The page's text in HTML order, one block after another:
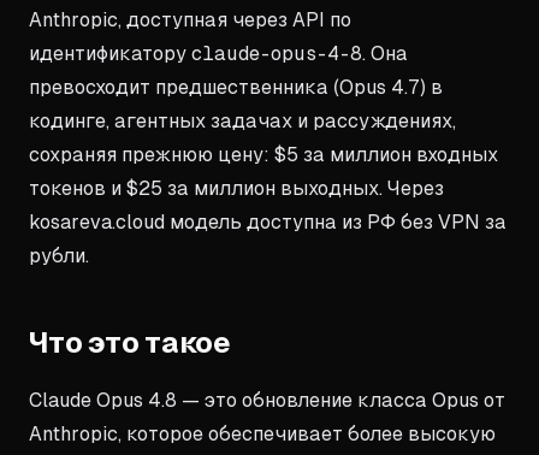
Anthropic, доступная через API по
идентификатору claude-opus-4-8. Она
превосходит предшественника (Opus 4.7) в
кодинге, агентных задачах и рассуждениях,
сохраняя прежнюю цену: $5 за миллион входных
токенов и $25 за миллион выходных. Через
kosareva.cloud модель доступна из РФ без VPN за
рубли.
Что это такое
Claude Opus 4.8 — это обновление класса Opus от
Anthropic, которое обеспечивает более высокую